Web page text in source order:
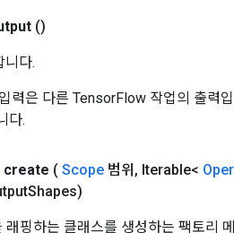
()
니다.
력은 다른 TensorFlow 작업의 출력
다.
create ( Scope 범위 , Iterable<
Shapes)
핑하는 클래스를 생성하는 팩토리